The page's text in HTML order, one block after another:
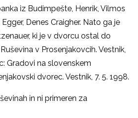
iz Budimpešte, Henrik, Vilmos
Denes Craigher. Nato ga je
ki je v dvorcu ostal do
v Prosenjakovcih. Vestnik,
Gradovi na slovenskem
dvorec. Vestnik, 7. 5. 1998.
in ni primeren za